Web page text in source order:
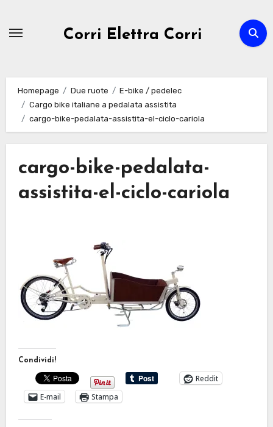
Corri Elettra Corri
Homepage Due ruote
E-bike / pedelec
Cargo bike italiane a pedalata assistita
cargo-bike-pedalata-assistita-el-ciclo-cariola
cargo-bike-pedalata-
assistita-el-ciclo-cariola
Condividi!
Reddit
E-mail
Stampa